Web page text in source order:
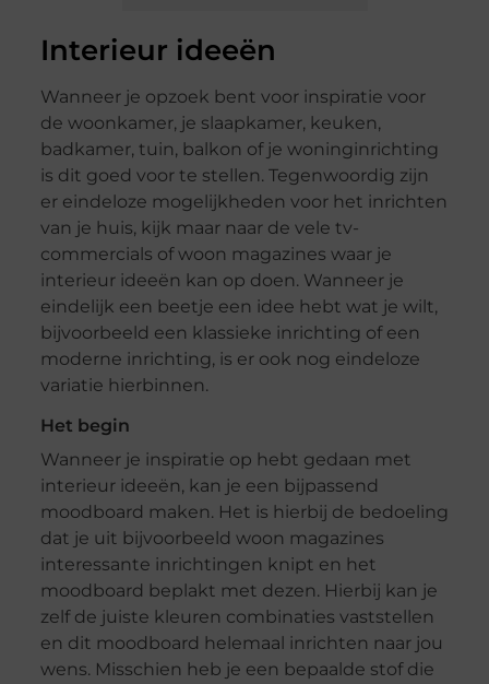
Interieur ideeën
Wanneer je opzoek bent voor inspiratie voor
de woonkamer, je slaapkamer, keuken,
badkamer, tuin, balkon of je woninginrichting
is dit goed voor te stellen. Tegenwoordig zijn
er eindeloze mogelijkheden voor het inrichten
van je huis, kijk maar naar de vele tv-
commercials of woon magazines waar je
interieur ideeën kan op doen. Wanneer je
eindelijk een beetje een idee hebt wat je wilt,
bijvoorbeeld een klassieke inrichting of een
moderne inrichting, is er ook nog eindeloze
variatie hierbinnen.
Het begin
Wanneer je inspiratie op hebt gedaan met
interieur ideeën, kan je een bijpassend
moodboard maken. Het is hierbij de bedoeling
dat je uit bijvoorbeeld woon magazines
interessante inrichtingen knipt en het
moodboard beplakt met dezen. Hierbij kan je
zelf de juiste kleuren combinaties vaststellen
en dit moodboard helemaal inrichten naar jou
wens. Misschien heb je een bepaalde stof die